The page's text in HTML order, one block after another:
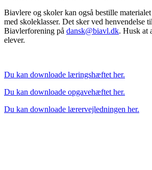
Biavlere og skoler kan også bestille
med skoleklasser. Det sker ved henvendelse
Biavlerforening på dansk@biavl.dk. Husk at
elever.
Du kan downloade læringshæftet her.
Du kan downloade opgavehæftet her.
Du kan downloade lærervejledningen her.